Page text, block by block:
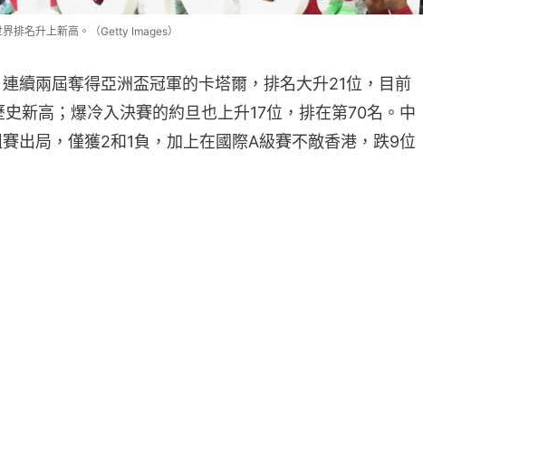
排名升上新高。（Getty Images）
續兩屆奪得亞洲盃冠軍的卡塔爾，排名大升21位，目前
新高；爆冷入決賽的約旦也上升17位，排在第70名。中
出局，僅獲2和1負，加上在國際A級賽不敵香港，跌9位